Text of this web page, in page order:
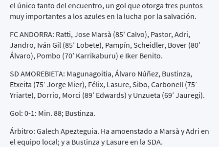
el único tanto del encuentro, un gol que otorga tres puntos
muy importantes a los azules en la lucha por la salvación.
FC ANDORRA: Ratti, Jose Marsà (85′ Calvo), Pastor, Adri,
Jandro, Iván Gil (85′ Lobete), Pampín, Scheidler, Bover (80’
Álvaro), Pombo (70’ Karrikaburu) e Iker Benito.
SD AMOREBIETA: Magunagoitia, Álvaro Núñez, Bustinza,
Etxeita (75’ Jorge Mier), Félix, Lasure, Sibo, Carbonell (75’
Yriarte), Dorrio, Morci (89’ Edwards) y Unzueta (69’ Jauregi).
Gol: 0-1: Min. 88; Bustinza.
Árbitro: Galech Apezteguia. Ha amoenstado a Marsà y Adri en
el equipo local; y a Bustinza y Lasure en la SDA.